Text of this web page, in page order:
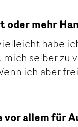
oder mehr
habe
selber zu
ich aber
vor allem für